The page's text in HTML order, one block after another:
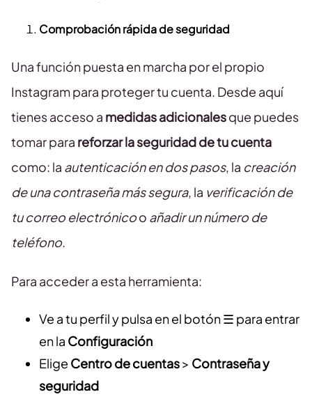
Comprobación rápida de seguridad
Una función puesta en marcha por el propio
Instagram para proteger tu cuenta. Desde aquí
tienes acceso a medidas adicionalesque puedes
tomar para reforzar la seguridad de tu cuenta
como: la autenticación en dos pasos, la creación
de una contraseña más segura, la verificación de
tu correo electrónicoo añadir un número de
teléfono.
Para acceder a esta herramienta:
Ve a tu perfil y pulsa en el botón ☰ para entrar
en la Configuración
Elige Centro de cuentas> Contraseña y
seguridad